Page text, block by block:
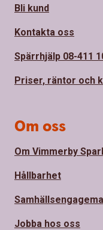
Bli kund
Kontakta oss
Spärrhjälp 08-411
Priser, räntor och
Om oss
Om Vimmerby
Hållbarhet
Jobba hos oss